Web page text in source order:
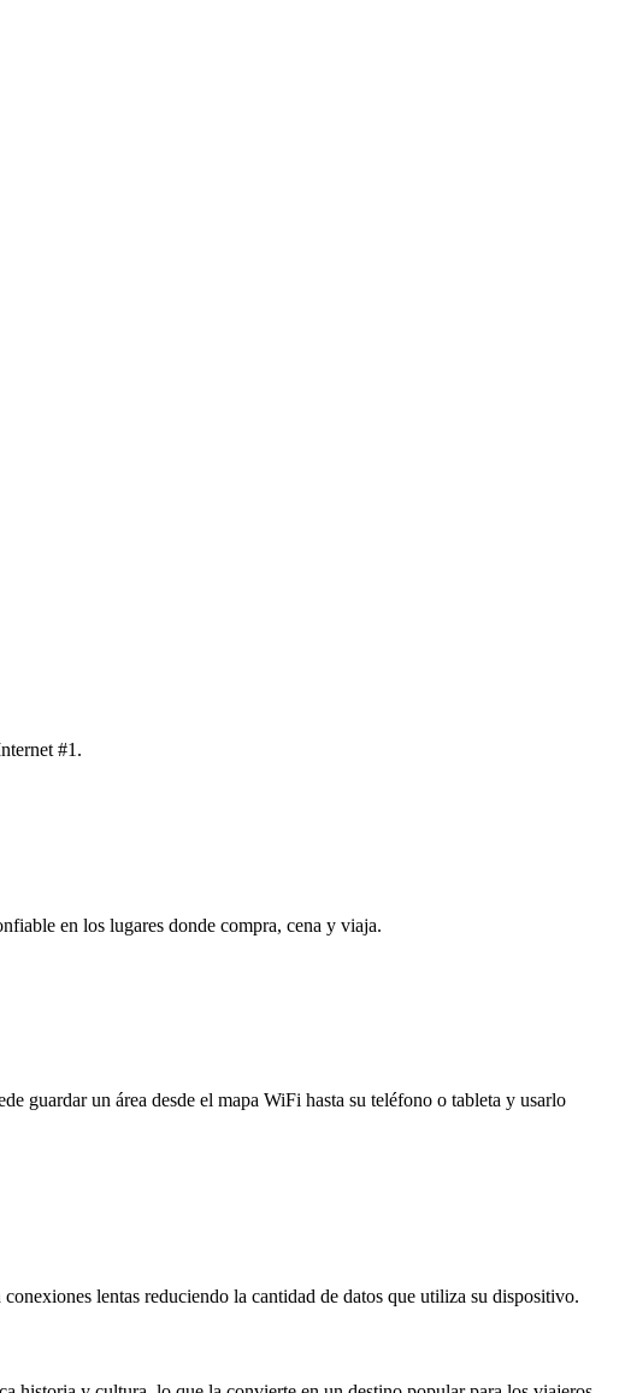
#1.
en los lugares donde compra, cena y viaja.
guardar un área desde el mapa WiFi hasta su teléfono o tableta y usarlo
lentas reduciendo la cantidad de datos que utiliza su dispositivo.